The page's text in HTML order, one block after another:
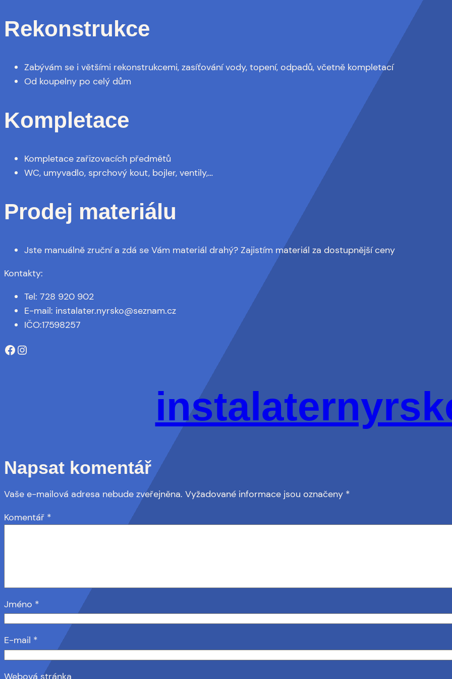
Rekonstrukce
Zabývám se i většími rekonstrukcemi, zasíťování vody, topení, odpadů, včetně kompletací
Od koupelny po celý dům
Kompletace
Kompletace zařizovacích předmětů
WC, umyvadlo, sprchový kout, bojler, ventily,…
Prodej materiálu
Jste manuálně zruční a zdá se Vám materiál drahý? Zajistím materiál za dostupnější ceny
Kontakty:
Tel: 728 920 902
E-mail: instalater.nyrsko@seznam.cz
IČO:17598257
https://www.facebook.com/profile.php?id=100081934845051&sk=about
Instagram
Napsat komentář
Vaše e-mailová adresa nebude zveřejněna. Vyžadované informace jsou označeny *
Komentář *
Jméno *
E-mail *
Webová stránka